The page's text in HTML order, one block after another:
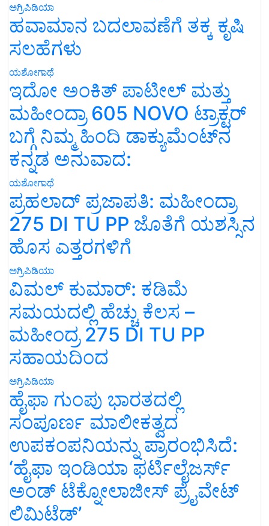
ಅಗ್ರಿಪಿಡಿಯಾ
ಹವಾಮಾನ ಬದಲಾವಣೆಗೆ ತಕ್ಕ ಕೃಷಿ
ಸಲಹೆಗಳು
ಯಶೋಗಾಥೆ
ಇದೋ ಅಂಕಿತ್ ಪಾಟೀಲ್ ಮತ್ತು
ಮಹೀಂದ್ರಾ 605 NOVO ಟ್ರಾಕ್ಟರ್
ಬಗ್ಗೆ ನಿಮ್ಮ ಹಿಂದಿ ಡಾಕ್ಯುಮೆಂಟ್‌ನ
ಕನ್ನಡ ಅನುವಾದ:
ಯಶೋಗಾಥೆ
ಪ್ರಹಲಾದ್ ಪ್ರಜಾಪತಿ: ಮಹೀಂದ್ರಾ
275 DI TU PP ಜೊತೆಗೆ ಯಶಸ್ಸಿನ
ಹೊಸ ಎತ್ತರಗಳಿಗೆ
ಅಗ್ರಿಪಿಡಿಯಾ
ವಿಮಲ್ ಕುಮಾರ್: ಕಡಿಮೆ
ಸಮಯದಲ್ಲಿ ಹೆಚ್ಚು ಕೆಲಸ –
ಮಹೀಂದ್ರ 275 DI TU PP
ಸಹಾಯದಿಂದ
ಅಗ್ರಿಪಿಡಿಯಾ
ಹೈಫಾ ಗುಂಪು ಭಾರತದಲ್ಲಿ
ಸಂಪೂರ್ಣ ಮಾಲೀಕತ್ವದ
ಉಪಕಂಪನಿಯನ್ನು ಪ್ರಾರಂಭಿಸಿದೆ:
‘ಹೈಫಾ ಇಂಡಿಯಾ ಫರ್ಟಿಲೈಜರ್ಸ್
ಅಂಡ್ ಟೆಕ್ನೋಲಾಜೀಸ್ ಪ್ರೈವೇಟ್
ಲಿಮಿಟೆಡ್’